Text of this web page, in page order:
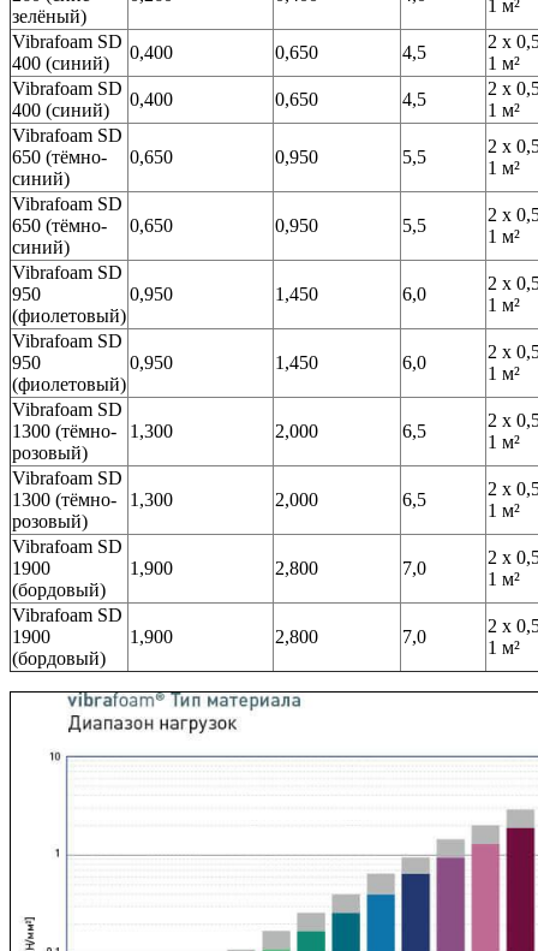
зелёный)
1 м²
Vibrafoam SD
400 (синий)
0,400 0,650 4,5
2 х
1 м²
Vibrafoam SD
400 (синий)
0,400 0,650 4,5
2 х
1 м²
Vibrafoam SD
650 (тёмно-
синий)
0,650 0,950 5,5
2 х
1 м²
Vibrafoam SD
650 (тёмно-
синий)
0,650 0,950 5,5
2 х
1 м²
Vibrafoam SD
950
(фиолетовый)
0,950 1,450 6,0
2 х
1 м²
Vibrafoam SD
950
(фиолетовый)
0,950 1,450 6,0
2 х
1 м²
Vibrafoam SD
1300 (тёмно-
розовый)
1,300 2,000 6,5
2 х
1 м²
Vibrafoam SD
1300 (тёмно-
розовый)
1,300 2,000 6,5
2 х
1 м²
Vibrafoam SD
1900
(бордовый)
1,900 2,800 7,0
2 х
1 м²
Vibrafoam SD
1900
(бордовый)
1,900 2,800 7,0
2 х
1 м²